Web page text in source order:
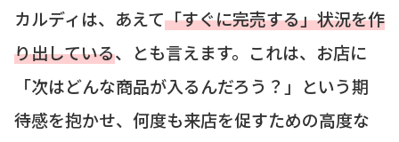
カルディは、あえて「すぐに完売する」状況を作
り出している、とも言えます。これは、お店に
「次はどんな商品が入るんだろう？」という期
待感を抱かせ、何度も来店を促すための高度な